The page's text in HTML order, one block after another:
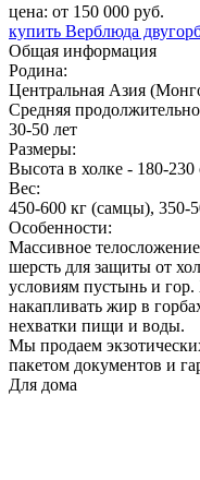
цена: от 150 000 руб.
купить Верблюда
Общая информация
Родина:
Центральная Азия
Средняя
30-50 лет
Размеры:
Высота в холке - 180-
Вес:
450-600 кг (самцы), 350-
Особенности:
Массивное
шерсть для защиты от
условиям пустынь и гор.
накапливать жир в
нехватки пищи и воды.
Мы продаем
пакетом документов и
Для дома